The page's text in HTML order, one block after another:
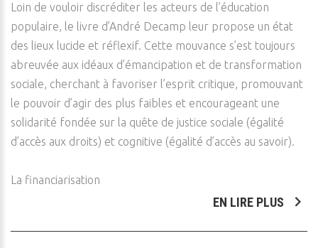
Loin de vouloir discréditer les acteurs de l’éducation
populaire, le livre d’André Decamp leur propose un état
des lieux lucide et réflexif. Cette mouvance s’est toujours
abreuvée aux idéaux d’émancipation et de transformation
sociale, cherchant à favoriser l’esprit critique, promouvant
le pouvoir d’agir des plus faibles et encourageant une
solidarité fondée sur la quête de justice sociale (égalité
d’accès aux droits) et cognitive (égalité d’accès au savoir).
La financiarisation
EN LIRE PLUS